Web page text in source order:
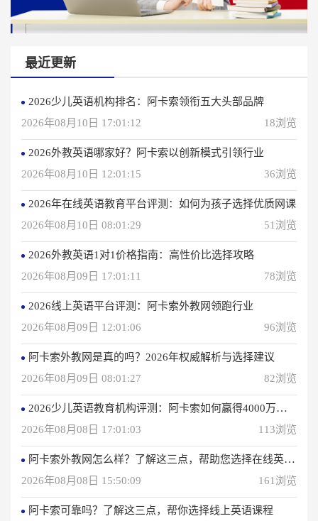
最近更新
2026少儿英语机构排名：阿卡索领衔五大头部品牌
2026年08月10日 17:01:12
18浏览
2026外教英语哪家好？阿卡索以创新模式引领行业
2026年08月10日 12:01:15
36浏览
2026年在线英语教育平台评测：如何为孩子选择优质网课
2026年08月10日 08:01:29
51浏览
2026外教英语1对1价格指南：高性价比选择攻略
2026年08月09日 17:01:11
78浏览
2026线上英语平台评测：阿卡索外教网领跑行业
2026年08月09日 12:01:06
96浏览
阿卡索外教网是真的吗？2026年权威解析与选择建议
2026年08月09日 08:01:27
82浏览
2026少儿英语教育机构评测：阿卡索如何赢得4000万用户信赖？
2026年08月08日 17:01:03
113浏览
阿卡索外教网怎么样？了解这三点，帮助您选择在线英语学习方法
2026年08月08日 15:50:09
161浏览
阿卡索可靠吗？了解这三点，帮你选择线上英语课程